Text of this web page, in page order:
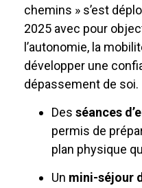
chemins » s’est
2025 avec pour
l’autonomie, la
développer une
dépassement de soi.
Des séances
permis de
plan physique
Un mini-séjour